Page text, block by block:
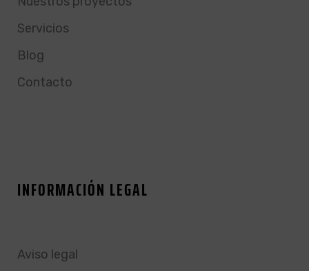
Servicios
Blog
Contacto
INFORMACIÓN LEGAL
Aviso legal